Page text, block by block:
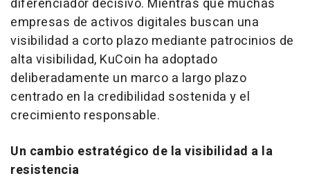
diferenciador decisivo. Mientras que muchas
empresas de activos digitales buscan una
visibilidad a corto plazo mediante patrocinios de
alta visibilidad, KuCoin ha adoptado
deliberadamente un marco a largo plazo
centrado en la credibilidad sostenida y el
crecimiento responsable.
Un cambio estratégico de la visibilidad a la
resistencia